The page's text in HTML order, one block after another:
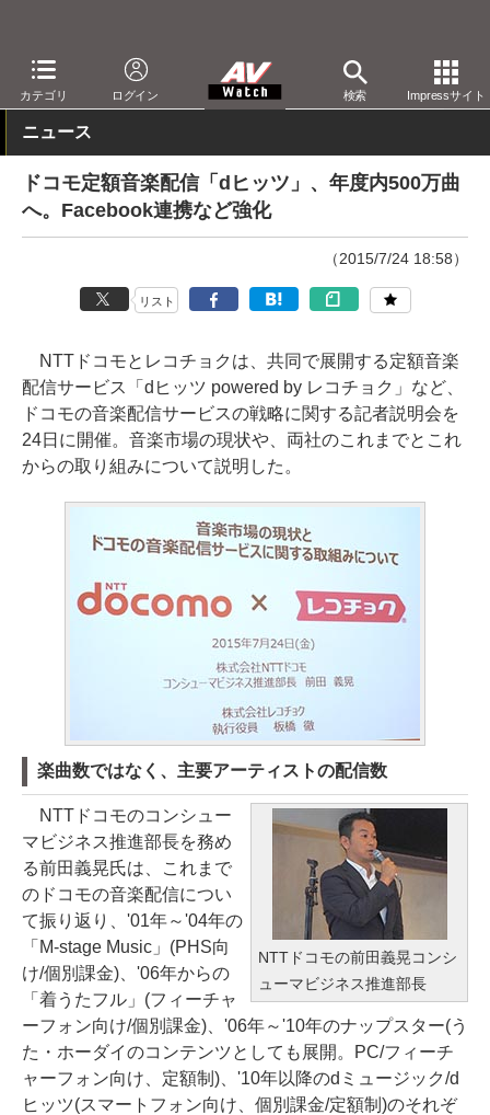
カテゴリ ログイン 検索 Impressサイト
AV Watch コンテンツ・サービス 音楽配信 レコチョク
ニュース
ドコモ定額音楽配信「dヒッツ」、年度内500万曲
へ。Facebook連携など強化
（2015/7/24 18:58）
リスト
NTTドコモとレコチョクは、共同で展開する定額音楽
配信サービス「dヒッツ powered by レコチョク」など、
ドコモの音楽配信サービスの戦略に関する記者説明会を
24日に開催。音楽市場の現状や、両社のこれまでとこれ
からの取り組みについて説明した。
楽曲数ではなく、主要アーティストの配信数
NTTドコモの前田義晃コンシ
ューマビジネス推進部長
NTTドコモのコンシュー
マビジネス推進部長を務め
る前田義晃氏は、これまで
のドコモの音楽配信につい
て振り返り、'01年～'04年の
「M-stage Music」(PHS向
け/個別課金)、'06年からの
「着うたフル」(フィーチャ
ーフォン向け/個別課金)、'06年～'10年のナップスター(う
た・ホーダイのコンテンツとしても展開。PC/フィーチ
ャーフォン向け、定額制)、'10年以降のdミュージック/d
ヒッツ(スマートフォン向け、個別課金/定額制)のそれぞ